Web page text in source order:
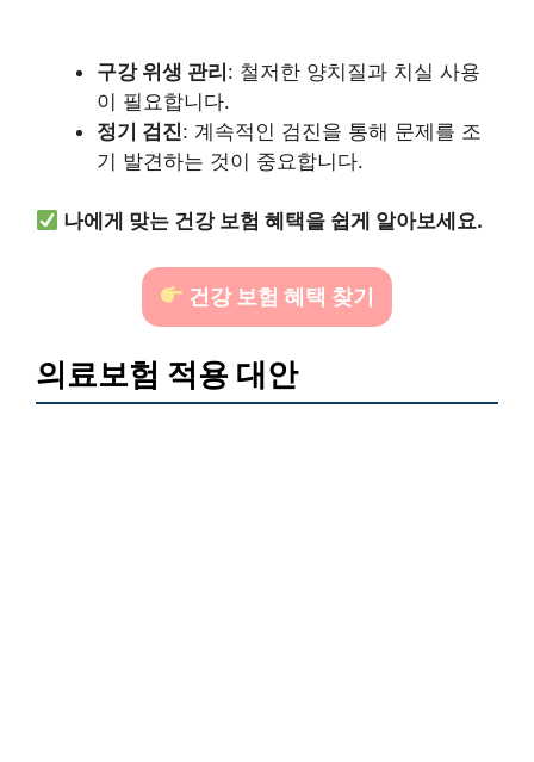
구강 위생 관리: 철저한 양치질과 치실 사용
이 필요합니다.
정기 검진: 계속적인 검진을 통해 문제를 조
기 발견하는 것이 중요합니다.
나에게 맞는 건강 보험 혜택을 쉽게 알아보세요.
건강 보험 혜택 찾기
의료보험 적용 대안